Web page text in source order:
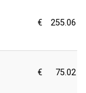
€ 255.06
€ 75.02